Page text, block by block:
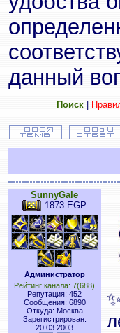
данный
Поиск|
SunnyGale
1873 EGP
Администратор
Рейтинг канала: 7(688)
Репутация: 452
Сообщения: 6890
Откуда: Москва
Зарегистрирован:
20.03.2003